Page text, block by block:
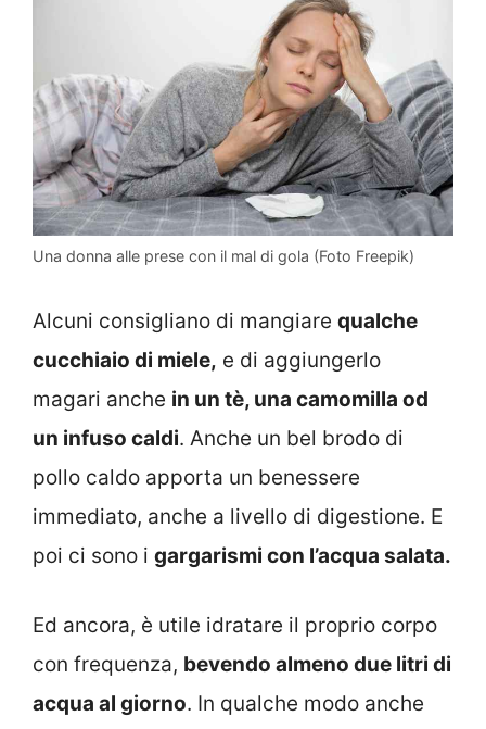
Una donna alle prese con il mal di gola (Foto Freepik)
Alcuni consigliano di mangiare qualche
cucchiaio di miele, e di aggiungerlo
magari anche in un tè, una camomilla od
un infuso caldi. Anche un bel brodo di
pollo caldo apporta un benessere
immediato, anche a livello di digestione. E
poi ci sono i gargarismi con l’acqua salata.
Ed ancora, è utile idratare il proprio corpo
con frequenza, bevendo almeno due litri di
acqua al giorno. In qualche modo anche